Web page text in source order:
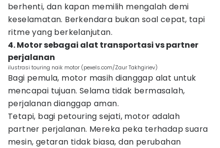
berhenti, dan kapan memilih mengalah demi
keselamatan. Berkendara bukan soal cepat, tapi
ritme yang berkelanjutan.
4. Motor sebagai alat transportasi vs partner
perjalanan
ilustrasi touring naik motor (pexels.com/Zaur Takhgiriev)
Bagi pemula, motor masih dianggap alat untuk
mencapai tujuan. Selama tidak bermasalah,
perjalanan dianggap aman.
Tetapi, bagi petouring sejati, motor adalah
partner perjalanan. Mereka peka terhadap suara
mesin, getaran tidak biasa, dan perubahan